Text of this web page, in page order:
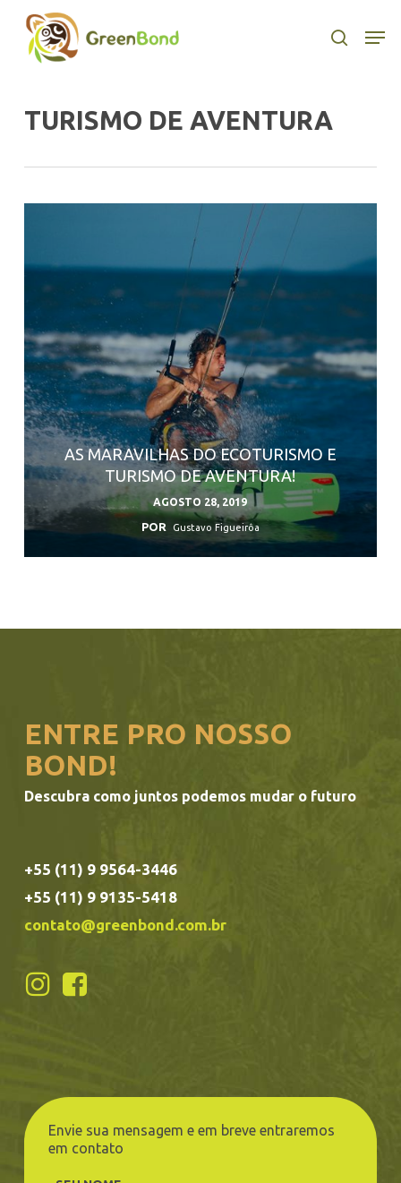
main
content
search
TURISMO DE AVENTURA
AS MARAVILHAS DO ECOTURISMO E
TURISMO DE AVENTURA!
AGOSTO 28, 2019
POR Gustavo Figueirôa
ENTRE PRO NOSSO
BOND!
Descubra como juntos podemos mudar o futuro
+55 (11) 9 9564-3446
+55 (11) 9 9135-5418
contato@greenbond.com.br
Envie sua mensagem e em breve entraremos
em contato